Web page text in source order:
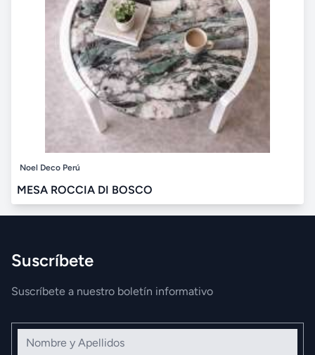
Noel Deco Perú
MESA ROCCIA DI BOSCO
Suscríbete
Suscríbete a nuestro boletín informativo
Nombre y Apellidos